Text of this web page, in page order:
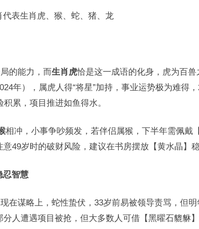
表生肖虎、猴、蛇、猪、龙
的能力，而生肖虎恰是这一成语的化身，虎为百
年），属虎人得“将星”加持，事业运势极为难得
累，项目推进如鱼得水。
相冲，小事争吵频发，若伴侣属猴，下半年需佩戴
49岁时的破财风险，建议在书房摆放【黄水晶】稳
忍智慧
在谋略上，蛇性蛰伏，33岁前易被领导责骂，但明
人遭遇项目被抢，但大多数人可借【黑曜石貔貅】